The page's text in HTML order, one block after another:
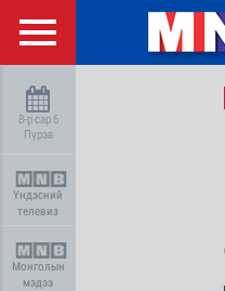
8-р сар 6
Пүрэв
Үндэсний
телевиз
Монголын
мэдээ